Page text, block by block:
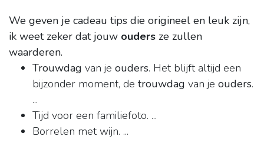
We geven je cadeau tips die origineel en leuk zijn,
ik weet zeker dat jouw ouders ze zullen
waarderen.
Trouwdag van je ouders. Het blijft altijd een
bijzonder moment, de trouwdag van je ouders.
...
Tijd voor een familiefoto. ...
Borrelen met wijn. ...